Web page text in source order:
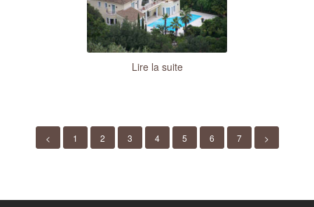
Lire la suite
< 1 2 3 4 5 6 7 >